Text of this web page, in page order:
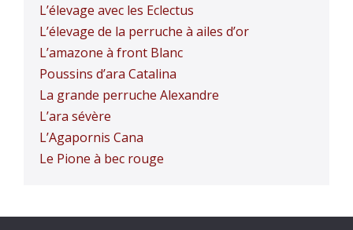
L’élevage avec les Eclectus
L’élevage de la perruche à ailes d’or
L’amazone à front Blanc
Poussins d’ara Catalina
La grande perruche Alexandre
L’ara sévère
L’Agapornis Cana
Le Pione à bec rouge